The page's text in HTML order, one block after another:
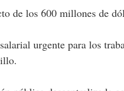
de los 600 millones de
urgente para los